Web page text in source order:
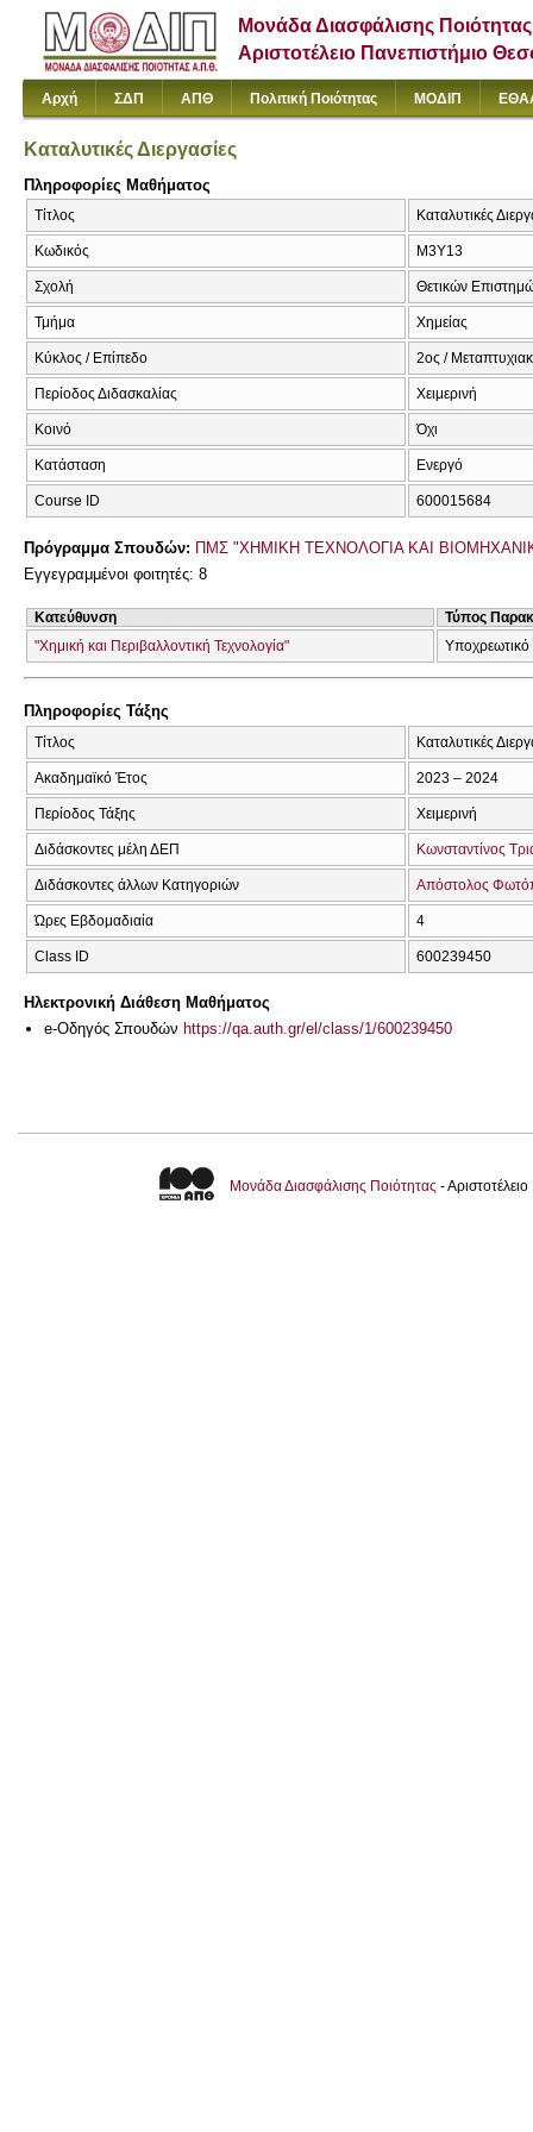
Μονάδα Διασφάλισης Ποιότητας
Αριστοτέλειο Πανεπιστήμιο
Αρχή ΣΔΠ ΑΠΘ Πολιτική Ποιότητας ΜΟΔΙΠ
Καταλυτικές Διεργασίες
Πληροφορίες Μαθήματος
Τίτλος Καταλυτικές
Κωδικός Μ3Υ13
Σχολή Θετικών
Τμήμα Χημείας
Κύκλος / Επίπεδο 2ος /
Περίοδος Διδασκαλίας Χειμερινή
Κοινό Όχι
Κατάσταση Ενεργό
Course ID 600015684
Πρόγραμμα Σπουδών: ΠΜΣ "ΧΗΜΙΚΗ ΤΕΧΝΟΛΟΓΙΑ ΚΑΙ
Εγγεγραμμένοι φοιτητές: 8
Κατεύθυνση
Τύπος
"Χημική και Περιβαλλοντική Τεχνολογία"
Υποχρεωτικό
Πληροφορίες Τάξης
Τίτλος Καταλυτικές
Ακαδημαϊκό Έτος 2023 – 2024
Περίοδος Τάξης Χειμερινή
Διδάσκοντες μέλη ΔΕΠ Κωνσταντίνος
Διδάσκοντες άλλων Κατηγοριών Απόστολος
Ώρες Εβδομαδιαία 4
Class ID 600239450
Ηλεκτρονική Διάθεση Μαθήματος
e-Οδηγός Σπουδών https://qa.auth.gr/el/class/1/600239450
Μονάδα Διασφάλισης Ποιότητας -